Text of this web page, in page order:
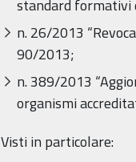
standard formativi
n. 26/2013
90/2013;
n. 389/2013
organismi
Visti in particolare: